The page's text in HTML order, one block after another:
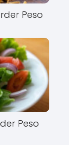
Peso
Peso